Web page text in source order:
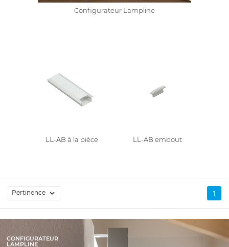
Configurateur Lampline
LL-AB à la pièce LL-AB embout
Pertinence  1
CONFIGURATEUR
LAMPLINE